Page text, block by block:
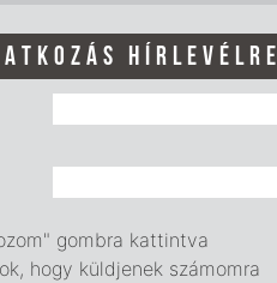
HÍRLEVÉLRE
gombra kattintva
hogy küldjenek számomra